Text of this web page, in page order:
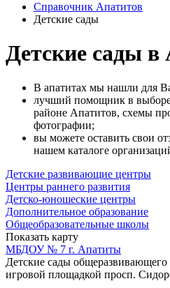
Справочник Апатитов
Детские сады
Детские сады в
В апатитах мы нашли для
лучший помощник в
районе Апатитов, схемы
фотографии;
вы можете оставить свои
нашем каталоге
Детские развивающие центры
Центры раннего развития
Детско-юношеские центры
Дополнительное образование
Общеобразовательные школы
Показать карту
МБДОУ № 7 г. Апатиты
Детские сады общеразвивающего
игровой площадкой просп.